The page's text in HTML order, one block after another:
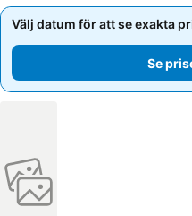
Välj datum för att se exakta
Se
Välj datum för att se exakta
Se